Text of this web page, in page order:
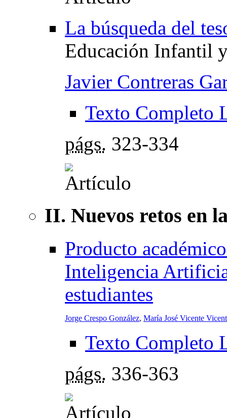
La búsqueda del
Educación Infantil
Javier Contreras
Texto Completo
págs. 323-334
II. Nuevos retos en
Producto
Inteligencia
estudiantes
Jorge Crespo González, María José Vicente
Texto Completo
págs. 336-363